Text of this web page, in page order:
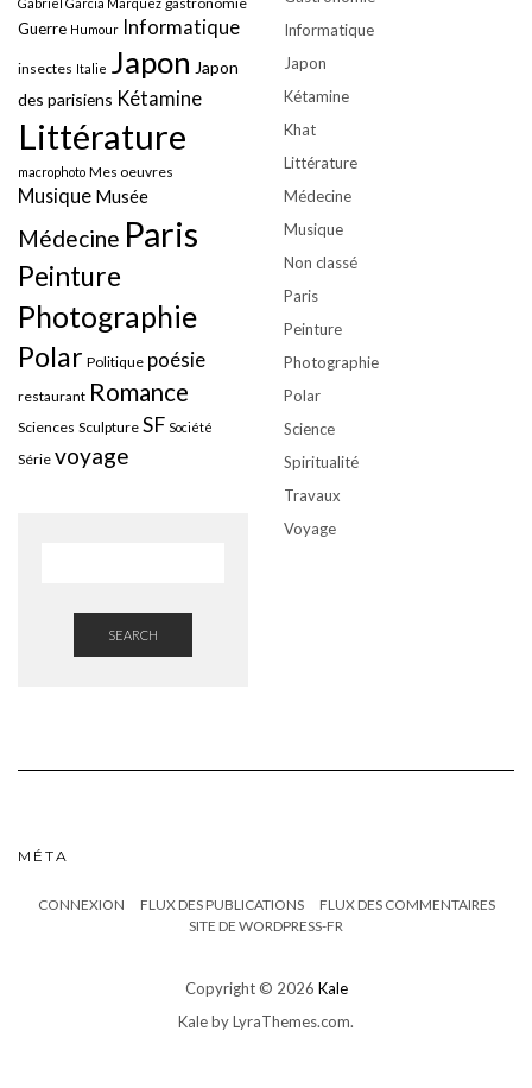
Guerre Humour Informatique
insectes Italie Japon Japon
des parisiens Kétamine
Littérature
macrophoto Mes oeuvres
Musique Musée
Médecine Paris
Peinture
Photographie
Polar Politique poésie
restaurant Romance
Sciences Sculpture SF Société
Série voyage
SEARCH
Informatique
Japon
Kétamine
Khat
Littérature
Médecine
Musique
Non classé
Paris
Peinture
Photographie
Polar
Science
Spiritualité
Travaux
Voyage
MÉTA
CONNEXION FLUX DES PUBLICATIONS
FLUX DES COMMENTAIRES
SITE DE WORDPRESS-FR
Copyright © 2026 Kale
Kaleby LyraThemes.com.